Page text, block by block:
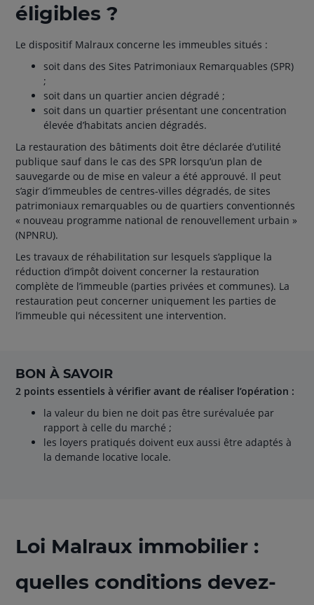
éligibles ?
Le dispositif Malraux concerne les immeubles situés :
soit dans des Sites Patrimoniaux Remarquables (SPR)
;
soit dans un quartier ancien dégradé ;
soit dans un quartier présentant une concentration
élevée d’habitats ancien dégradés.
La restauration des bâtiments doit être déclarée d’utilité
publique sauf dans le cas des SPR lorsqu’un plan de
sauvegarde ou de mise en valeur a été approuvé. Il peut
s’agir d’immeubles de centres-villes dégradés, de sites
patrimoniaux remarquables ou de quartiers conventionnés
« nouveau programme national de renouvellement urbain »
(NPNRU).
Les travaux de réhabilitation sur lesquels s’applique la
réduction d’impôt doivent concerner la restauration
complète de l’immeuble (parties privées et communes). La
restauration peut concerner uniquement les parties de
l’immeuble qui nécessitent une intervention.
BON À SAVOIR
2 points essentiels à vérifier avant de réaliser l’opération :
la valeur du bien ne doit pas être surévaluée par
rapport à celle du marché ;
les loyers pratiqués doivent eux aussi être adaptés à
la demande locative locale.
Loi Malraux immobilier :
quelles conditions devez-